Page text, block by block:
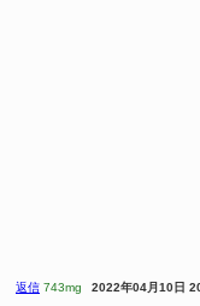
返信 743mg 2022年04月10日